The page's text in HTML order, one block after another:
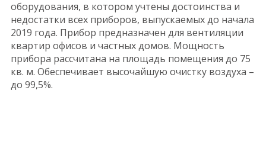
оборудования, в котором учтены достоинства и
недостатки всех приборов, выпускаемых до начала
2019 года. Прибор предназначен для вентиляции
квартир офисов и частных домов. Мощность
прибора рассчитана на площадь помещения до 75
кв. м. Обеспечивает высочайшую очистку воздуха –
до 99,5%.